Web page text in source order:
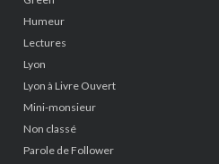
Humeur
Lectures
Lyon
Lyon à Livre Ouvert
Mini-monsieur
Non classé
Parole de Follower